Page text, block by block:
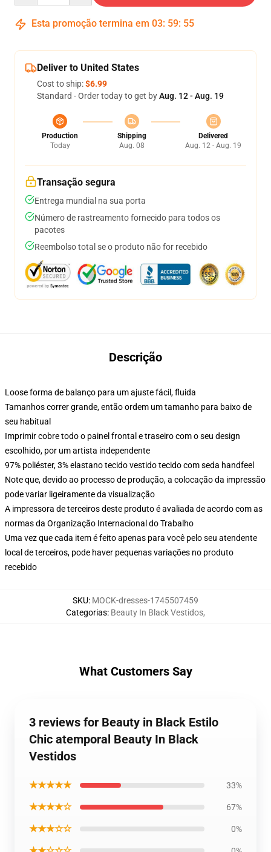
Esta promoção termina em 03: 59: 54
Deliver to United States
Cost to ship:$6.99
Standard - Order today to get byAug. 12 - Aug. 19
Production
Today
Shipping
Aug. 08
Delivered
Aug. 12 - Aug. 19
Transação segura
Entrega mundial na sua porta
Número de rastreamento fornecido para todos os
pacotes
Reembolso total se o produto não for recebido
Descrição
Loose forma de balanço para um ajuste fácil, fluida
Tamanhos correr grande, então ordem um tamanho para baixo de
seu habitual
Imprimir cobre todo o painel frontal e traseiro com o seu design
escolhido, por um artista independente
97% poliéster, 3% elastano tecido vestido tecido com seda handfeel
Note que, devido ao processo de produção, a colocação da impressão
pode variar ligeiramente da visualização
A impressora de terceiros deste produto é avaliada de acordo com as
normas da Organização Internacional do Trabalho
Uma vez que cada item é feito apenas para você pelo seu atendente
local de terceiros, pode haver pequenas variações no produto
recebido
SKU: MOCK-dresses-1745507459
Categorias: Beauty In Black Vestidos,
What Customers Say
3 reviews for Beauty in Black Estilo
Chic atemporal Beauty In Black
Vestidos
★★★★★ 33%
★★★★☆ 67%
★★★☆☆ 0%